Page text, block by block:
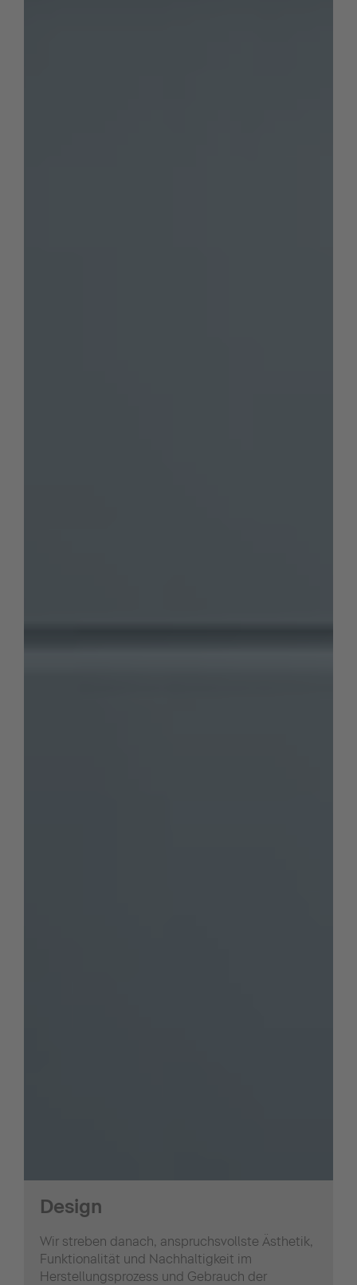
Design
Wir streben danach, anspruchsvollste Ästhetik,
Funktionalität und Nachhaltigkeit im
Herstellungsprozess und Gebrauch der